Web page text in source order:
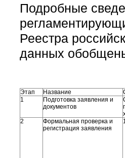
Подробные
Реестра
данных
Этап Название
1
Подготовка заявления и
документов
2
Формальная проверка и
регистрация заявления